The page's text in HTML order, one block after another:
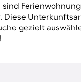
sind
Diese
gezielt